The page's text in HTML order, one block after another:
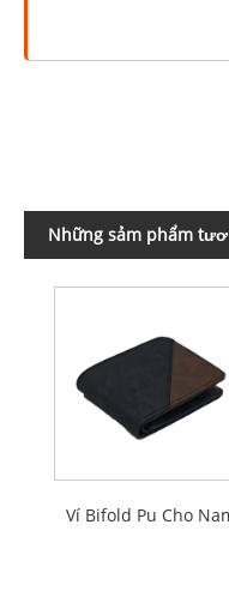
Những sảm phẩm
Ví Bifold Pu Cho